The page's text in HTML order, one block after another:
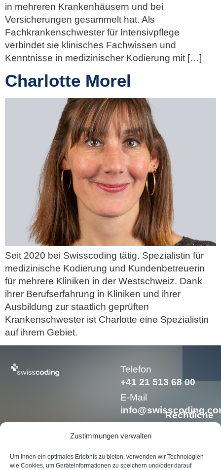
Zustimmungen verwalten
Um Ihnen ein optimales Erlebnis zu bieten, verwenden wir Technologien
wie Cookies, um Geräteinformationen zu speichern und/oder darauf
in mehreren Krankenhäusern und bei
Versicherungen gesammelt hat. Als
Fachkrankenschwester für Intensivpflege
verbindet sie klinisches Fachwissen und
Kenntnisse in medizinischer Kodierung mit […]
Charlotte Morel
Seit 2020 bei Swisscoding tätig. Spezialistin für
medizinische Kodierung und Kundenbetreuerin
für mehrere Kliniken in der Westschweiz. Dank
ihrer Berufserfahrung in Kliniken und ihrer
Ausbildung zur staatlich geprüften
Krankenschwester ist Charlotte eine Spezialistin
auf ihrem Gebiet.
Telefon
+41 21 513 68 00
E-Mail
Rechtliche